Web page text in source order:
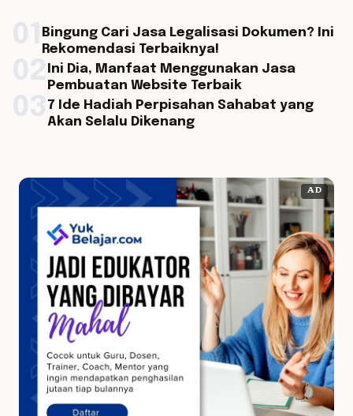
Bingung Cari Jasa Legalisasi Dokumen? Ini
Rekomendasi Terbaiknya!
Ini Dia, Manfaat Menggunakan Jasa
Pembuatan Website Terbaik
7 Ide Hadiah Perpisahan Sahabat yang
Akan Selalu Dikenang
AD